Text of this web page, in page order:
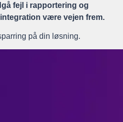
fejl i rapportering og
være vejen frem.
på din løsning.